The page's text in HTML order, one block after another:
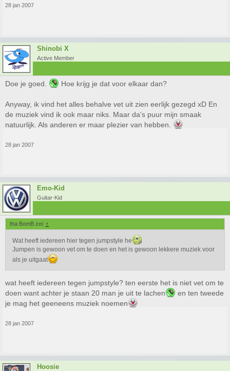
28 jan 2007
Shinobi X
Active Member
Doe je goed. Hoe krijg je dat voor elkaar dan?
Anyway, ik vind het alles behalve vet uit zien eerlijk gezegd xD En
de muziek vind ik ook maar niks. Maar da's puur mijn smaak
natuurlijk. Als anderen er maar plezier van hebben.
28 jan 2007
Emo-Kid
Guitar-Kid
tha BomB zei: ↑
Wat heeft iedereen hier tegen jumpstyle he
Jumpen is gewoon vet om te doen en het is gewoon lekkere muziek voor
als je uitgaat
wat heeft iedereen tegen jumpstyle? ten eerste het is niet vet om te
doen want achter je staan 20 man je uit te lachen
en ten tweede
je mag het geeneens muziek noemen
28 jan 2007
Hoosie